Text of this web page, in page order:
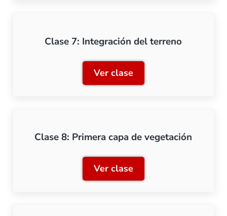
Clase 7: Integración del terreno
Ver claseClase 7: Integración del
Clase 8: Primera capa de vegetación
Ver claseClase 8: Primera capa de